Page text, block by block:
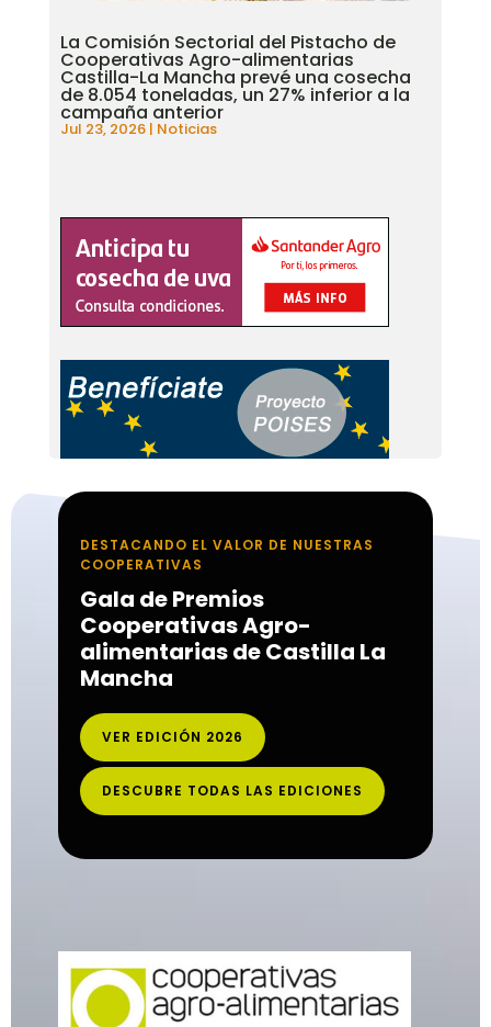
La Comisión Sectorial del Pistacho de
Cooperativas Agro-alimentarias
Castilla-La Mancha prevé una cosecha
de 8.054 toneladas, un 27% inferior a la
campaña anterior
Jul 23, 2026| Noticias
DESTACANDO EL VALOR DE NUESTRAS
COOPERATIVAS
Gala de Premios
Cooperativas Agro-
alimentarias de Castilla La
Mancha
VER EDICIÓN 2026
DESCUBRE TODAS LAS EDICIONES